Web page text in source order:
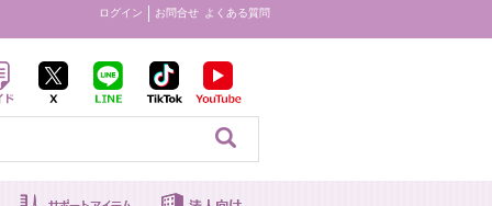
ログイン お問合せ よくある質問